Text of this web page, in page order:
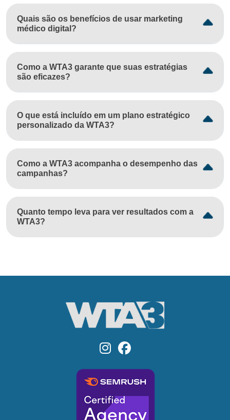
Quais são os benefícios de usar marketing
médico digital?
Como a WTA3 garante que suas estratégias
são eficazes?
O que está incluído em um plano estratégico
personalizado da WTA3?
Como a WTA3 acompanha o desempenho das
campanhas?
Quanto tempo leva para ver resultados com a
WTA3?